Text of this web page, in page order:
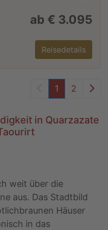
ab € 3.095
Reisedetails
Vorheriger
1 2
in Quarzazate
weit über die
aus. Das Stadtbild
Häuser
in das